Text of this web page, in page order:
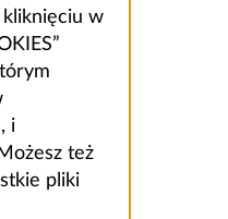
kliknięciu w
i
też
pliki